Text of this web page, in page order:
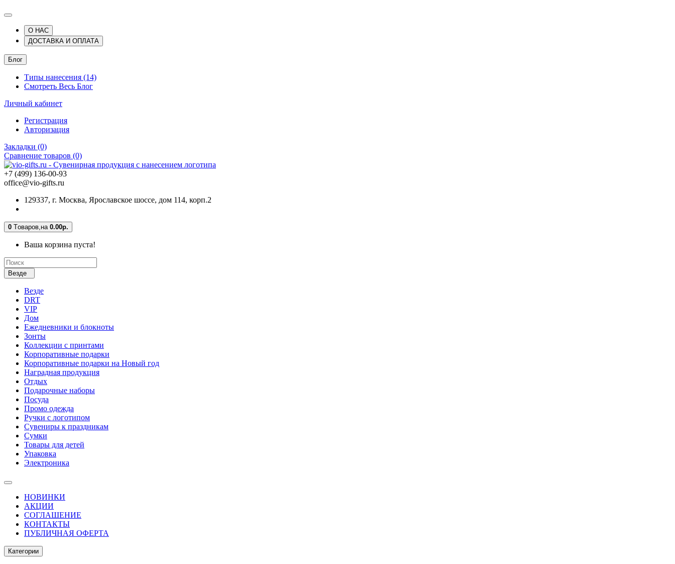
О НАС
ДОСТАВКА И ОПЛАТА
Блог
Типы нанесения (14)
Смотреть Весь Блог
Личный кабинет
Регистрация
Авторизация
Закладки (0)
Сравнение товаров (0)
+7 (499) 136-00-93
office@vio-gifts.ru
129337, г. Москва, Ярославское шоссе, дом 114, корп.2
0 Tоваров,на 0.00р.
Ваша корзина пуста!
Везде
Везде
DRT
VIP
Дом
Ежедневники и блокноты
Зонты
Коллекции с принтами
Корпоративные подарки
Корпоративные подарки на Новый год
Наградная продукция
Отдых
Подарочные наборы
Посуда
Промо одежда
Ручки с логотипом
Сувениры к праздникам
Сумки
Товары для детей
Упаковка
Электроника
НОВИНКИ
АКЦИИ
СОГЛАШЕНИЕ
КОНТАКТЫ
ПУБЛИЧНАЯ ОФЕРТА
Категории